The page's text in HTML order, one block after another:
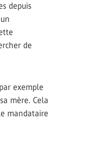
depuis
de
exemple
mère. Cela
mandataire